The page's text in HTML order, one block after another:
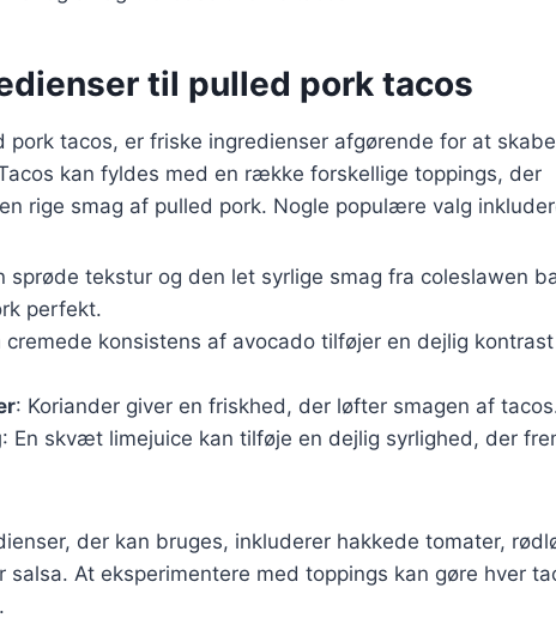
til pulled pork tacos
pork tacos, er friske ingredienser afgørende for at
kan fyldes med en række forskellige toppings, der
rige smag af pulled pork. Nogle populære valg
sprøde tekstur og den let syrlige smag fra coleslawen
perfekt.
cremede konsistens af avocado tilføjer en dejlig
: Koriander giver en friskhed, der løfter smagen af
: En skvæt limejuice kan tilføje en dejlig syrlighed, der
der kan bruges, inkluderer hakkede tomater,
salsa. At eksperimentere med toppings kan gøre hver